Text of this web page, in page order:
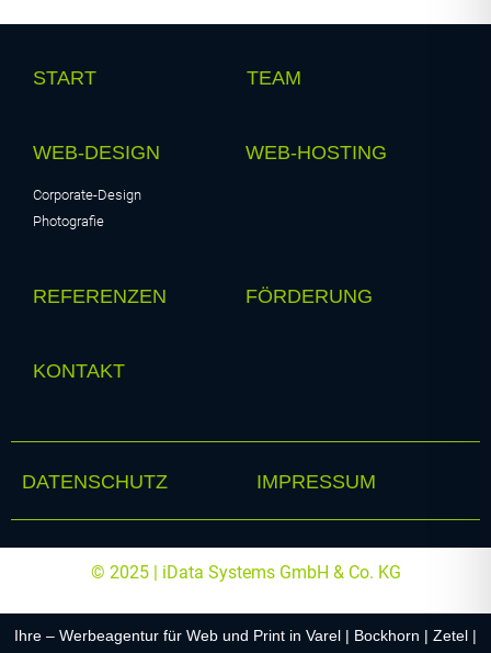
START TEAM
WEB-DESIGN
Corporate-Design
Photografie
WEB-HOSTING
REFERENZEN FÖRDERUNG
KONTAKT
DATENSCHUTZ IMPRESSUM
© 2025 | iData Systems GmbH & Co. KG
Ihre – Werbeagentur für Web und Print in Varel | Bockhorn | Zetel |